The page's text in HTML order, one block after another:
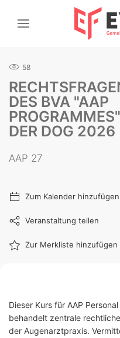
58
DES BVA "AAP
DER DOG 2026
AAP 27
Zum Kalender hinzufügen
Veranstaltung teilen
Zur Merkliste hinzufügen
Dieser Kurs für AAP
behandelt zentrale
der Augenarztpraxis.